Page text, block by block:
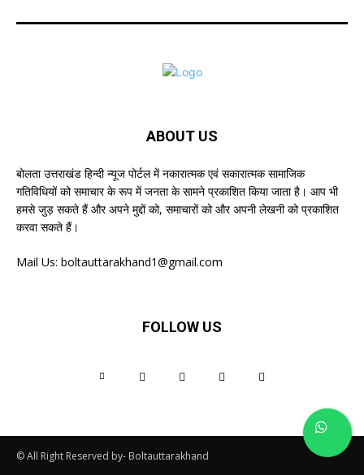
ABOUT US
बोलता उत्तराखंड हिन्दी न्यूज पोर्टल में नकारात्मक एवं सकारात्मक सामाजिक
गतिविधियों को समाचार के रूप में जनता के सामने प्रकाशित किया जाता है। आप भी
हमसे जुड़ सकते हैं और अपने मुद्दों को, समाचारों को और अपनी लेखनी को प्रकाशित
करवा सकते हैं।
Mail Us: boltauttarakhand1@gmail.com
FOLLOW US
© All Right Reserved by- Boltauttarakhand